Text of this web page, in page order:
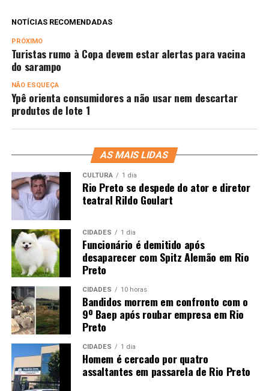
NOTÍCIAS RECOMENDADAS
PRÓXIMO
Turistas rumo à Copa devem estar alertas para vacina
do sarampo
NÃO ESQUEÇA
Ypê orienta consumidores a não usar nem descartar
produtos de lote 1
AS MAIS LIDAS
CULTURA 1 dia
Rio Preto se despede do ator e diretor
teatral Rildo Goulart
CIDADES 1 dia
Funcionário é demitido após
desaparecer com Spitz Alemão em Rio
Preto
CIDADES 10 horas
Bandidos morrem em confronto com o
9º Baep após roubar empresa em Rio
Preto
CIDADES 1 dia
Homem é cercado por quatro
assaltantes em passarela de Rio Preto